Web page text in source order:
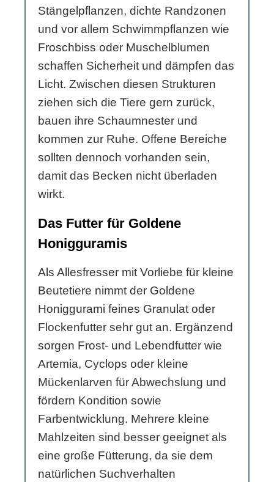
Stängelpflanzen, dichte Randzonen
und vor allem Schwimmpflanzen wie
Froschbiss oder Muschelblumen
schaffen Sicherheit und dämpfen das
Licht. Zwischen diesen Strukturen
ziehen sich die Tiere gern zurück,
bauen ihre Schaumnester und
kommen zur Ruhe. Offene Bereiche
sollten dennoch vorhanden sein,
damit das Becken nicht überladen
wirkt.
Das Futter für Goldene
Honigguramis
Als Allesfresser mit Vorliebe für kleine
Beutetiere nimmt der Goldene
Honiggurami feines Granulat oder
Flockenfutter sehr gut an. Ergänzend
sorgen Frost- und Lebendfutter wie
Artemia, Cyclops oder kleine
Mückenlarven für Abwechslung und
fördern Kondition sowie
Farbentwicklung. Mehrere kleine
Mahlzeiten sind besser geeignet als
eine große Fütterung, da sie dem
natürlichen Suchverhalten